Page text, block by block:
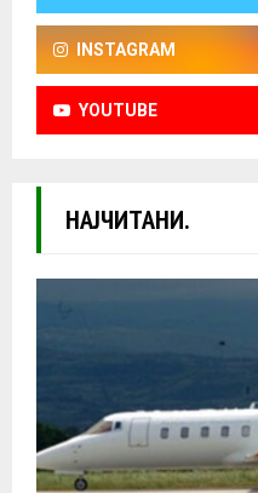
INSTAGRAM
YOUTUBE
НАЈЧИТАНИ.